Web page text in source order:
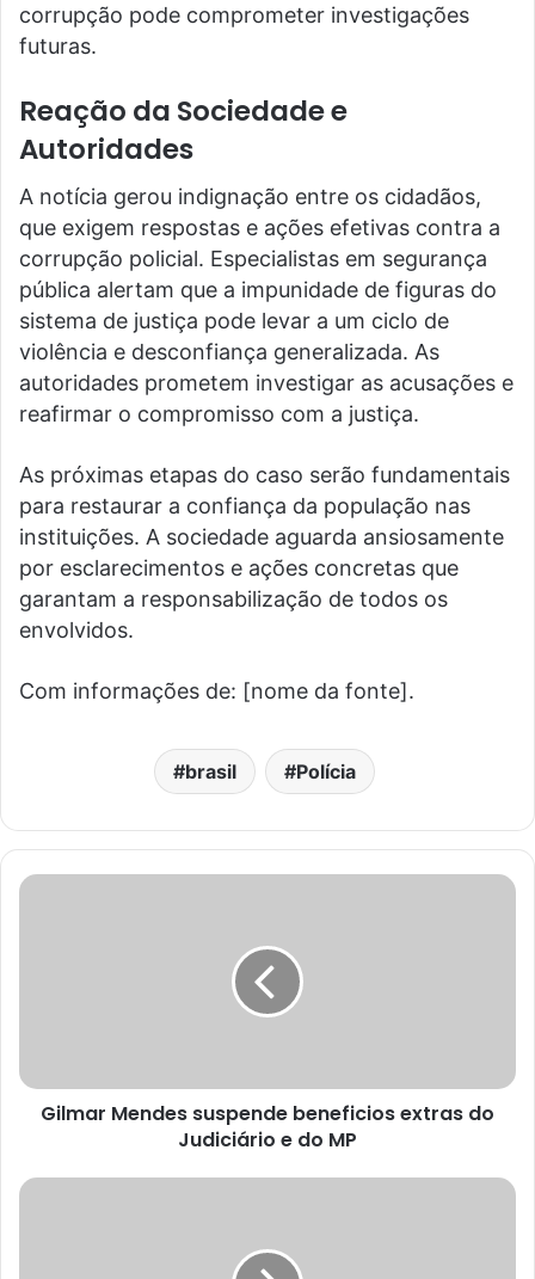
corrupção pode comprometer investigações
futuras.
Reação da Sociedade e
Autoridades
A notícia gerou indignação entre os cidadãos,
que exigem respostas e ações efetivas contra a
corrupção policial. Especialistas em segurança
pública alertam que a impunidade de figuras do
sistema de justiça pode levar a um ciclo de
violência e desconfiança generalizada. As
autoridades prometem investigar as acusações e
reafirmar o compromisso com a justiça.
As próximas etapas do caso serão fundamentais
para restaurar a confiança da população nas
instituições. A sociedade aguarda ansiosamente
por esclarecimentos e ações concretas que
garantam a responsabilização de todos os
envolvidos.
Com informações de: [nome da fonte].
brasil Polícia
Gilmar Mendes suspende beneficios extras do
Judiciário e do MP